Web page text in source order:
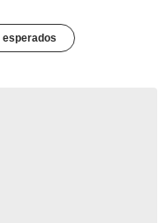
esperados